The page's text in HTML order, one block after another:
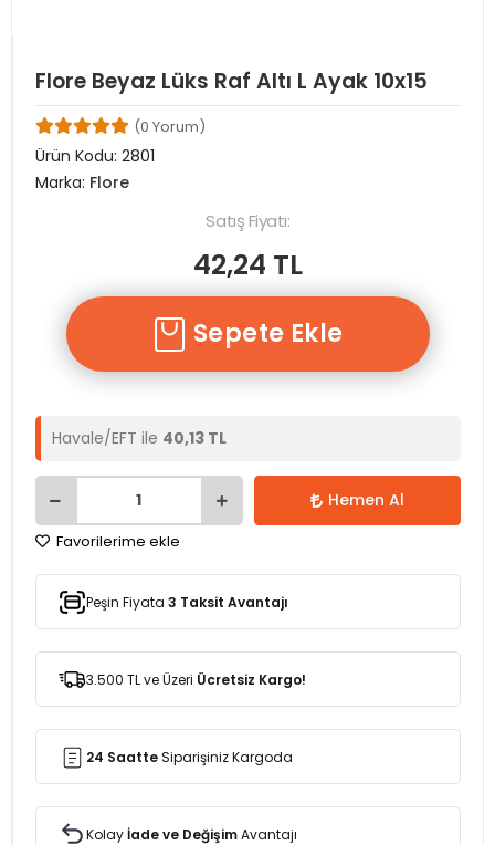
Flore Beyaz Lüks Raf Altı L Ayak 10x15
(0 Yorum)
Ürün Kodu: 2801
Marka: Flore
Satış Fiyatı:
42,24 TL
Sepete Ekle
Havale/EFT ile 40,13 TL
Hemen Al
Favorilerime ekle
Peşin Fiyata 3 Taksit Avantajı
3.500 TL ve Üzeri Ücretsiz Kargo!
24 SaatteSiparişiniz Kargoda
Kolayİade ve DeğişimAvantajı